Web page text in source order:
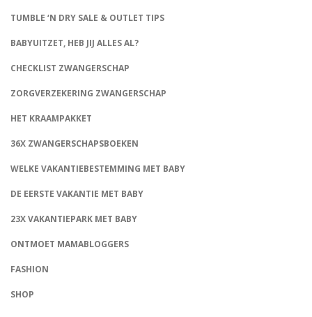
TUMBLE ‘N DRY SALE & OUTLET TIPS
BABYUITZET, HEB JIJ ALLES AL?
CHECKLIST ZWANGERSCHAP
ZORGVERZEKERING ZWANGERSCHAP
HET KRAAMPAKKET
36X ZWANGERSCHAPSBOEKEN
WELKE VAKANTIEBESTEMMING MET BABY
DE EERSTE VAKANTIE MET BABY
23X VAKANTIEPARK MET BABY
ONTMOET MAMABLOGGERS
FASHION
SHOP